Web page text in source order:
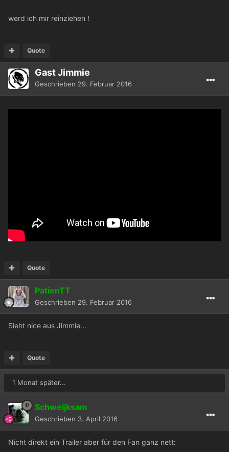
werd ich mir reinziehen !
Quote
Gast Jimmie
Geschrieben 29. Februar 2016
Quote
PatienTT
Geschrieben 29. Februar 2016
Sieht nice aus Jimmie...
Quote
1 Monat später...
Schweijksam
Geschrieben 3. April 2016
Nicht direkt ein Trailer aber für den Fan ganz nett: